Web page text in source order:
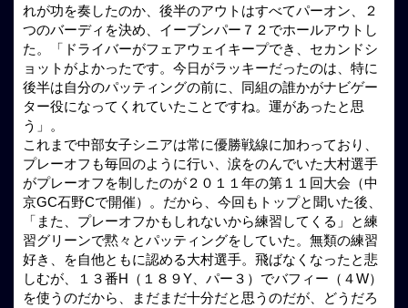
れが功を奏したのか、後半のアウトはすべてパーオン、２
つのバーディを決め、イーブンパー７２でホールアウトし
た。「ドライバーがフェアウェイキープでき、セカンドシ
ョットがよかったです。今日がラッキーだったのは、特に
後半は自分のパッティングの前に、同組の誰かがナビゲー
ター役になってくれていたことですね。運があったと思
う」。
これまで中部女子シニアは常に優勝戦線に加わっており、
プレーオフも毎回のように行い、涙をのんでいた大村選手
がプレーオフを制したのが２０１１年の第１１回大会（中
京GC石野Cで開催）。だから、今回もトップと聞いた後、
「また、プレーオフかもしれないから練習してくる」と練
習グリーンで黙々とパッティングをしていた。無類の練習
好き、を自他ともに認める大村選手。飛ばなくなったと悲
しむが、１３番H（１８９Y、パー３）でバフィー（４W）
を使うのだから、まだまだ十分だと思うのだが、どうだろ